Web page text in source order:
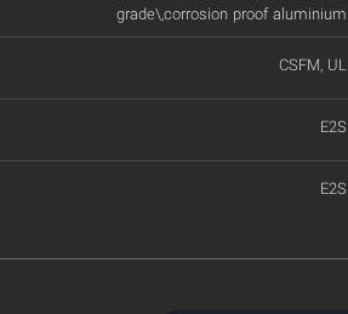
grade\,corrosion proof aluminium
CSFM, UL
E2S
E2S